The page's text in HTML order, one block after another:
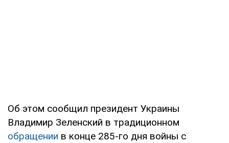
Об этом сообщил президент Украины
Владимир Зеленский в традиционном
обращении в конце 285-го дня войны с